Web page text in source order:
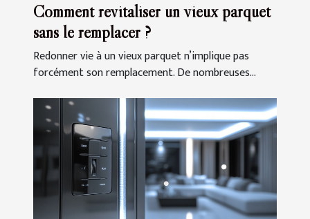
Comment revitaliser un vieux parquet
sans le remplacer ?
Redonner vie à un vieux parquet n’implique pas
forcément son remplacement. De nombreuses...